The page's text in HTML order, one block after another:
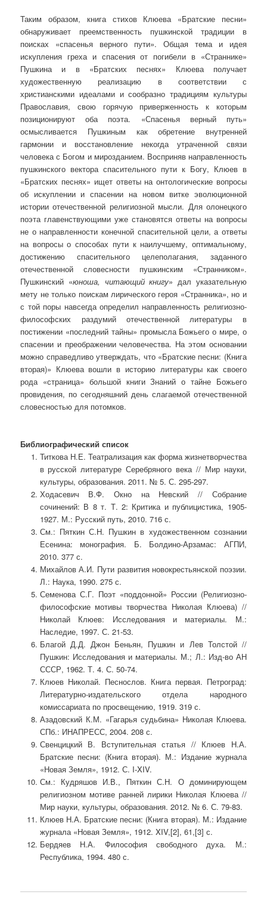
Таким образом, книга стихов Клюева «Братские песни»
обнаруживает преемственность пушкинской традиции в
поисках «спасенья верного пути». Общая тема и идея
искупления греха и спасения от погибели в «Страннике»
Пушкина и в «Братских песнях» Клюева получает
художественную реализацию в соответствии с
христианскими идеалами и сообразно традициям культуры
Православия, свою горячую приверженность к которым
позиционируют оба поэта. «Спасенья верный путь»
осмысливается Пушкиным как обретение внутренней
гармонии и восстановление некогда утраченной связи
человека с Богом и мирозданием. Восприняв направленность
пушкинского вектора спасительного пути к Богу, Клюев в
«Братских песнях» ищет ответы на онтологические вопросы
об искуплении и спасении на новом витке эволюционной
истории отечественной религиозной мысли. Для олонецкого
поэта главенствующими уже становятся ответы на вопросы
не о направленности конечной спасительной цели, а ответы
на вопросы о способах пути к наилучшему, оптимальному,
достижению спасительного целеполагания, заданного
отечественной словесности пушкинским «Странником».
Пушкинский «юноша, читающий книгу» дал указательную
мету не только поискам лирического героя «Странника», но и
с той поры навсегда определил направленность религиозно-
философских раздумий отечественной литературы в
постижении «последний тайны» промысла Божьего о мире, о
спасении и преображении человечества. На этом основании
можно справедливо утверждать, что «Братские песни: (Книга
вторая)» Клюева вошли в историю литературы как своего
рода «страница» большой книги Знаний о тайне Божьего
провидения, по сегодняшний день слагаемой отечественной
словесностью для потомков.
Библиографический список
Титкова Н.Е. Театрализация как форма жизнетворчества
в русской литературе Серебряного века // Мир науки,
культуры, образования. 2011. № 5. С. 295-297.
Ходасевич В.Ф. Окно на Невский // Собрание
сочинений: В 8 т. Т. 2: Критика и публицистика, 1905-
1927. М.: Русский путь, 2010. 716 с.
См.: Пяткин С.Н. Пушкин в художественном сознании
Есенина: монография. Б. Болдино-Арзамас: АГПИ,
2010. 377 с.
Михайлов А.И. Пути развития новокрестьянской поэзии.
Л.: Наука, 1990. 275 с.
Семенова С.Г. Поэт «поддонной» России (Религиозно-
философские мотивы творчества Николая Клюева) //
Николай Клюев: Исследования и материалы. М.:
Наследие, 1997. С. 21-53.
Благой Д.Д. Джон Беньян, Пушкин и Лев Толстой //
Пушкин: Исследования и материалы. М.; Л.: Изд-во АН
СССР, 1962. Т. 4. С. 50-74.
Клюев Николай. Песнослов. Книга первая. Петроград:
Литературно-издательского отдела народного
комиссариата по просвещению, 1919. 319 с.
Азадовский К.М. «Гагарья судьбина» Николая Клюева.
СПб.: ИНАПРЕСС, 2004. 208 с.
Свенцицкий В. Вступительная статья // Клюев Н.А.
Братские песни: (Книга вторая). М.: Издание журнала
«Новая Земля», 1912. С. I-XIV.
См.: Кудряшов И.В., Пяткин С.Н. О доминирующем
религиозном мотиве ранней лирики Николая Клюева //
Мир науки, культуры, образования. 2012. № 6. С. 79-83.
Клюев Н.А. Братские песни: (Книга вторая). М.: Издание
журнала «Новая Земля», 1912. XIV,[2], 61,[3] с.
Бердяев Н.А. Философия свободного духа. М.:
Республика, 1994. 480 с.